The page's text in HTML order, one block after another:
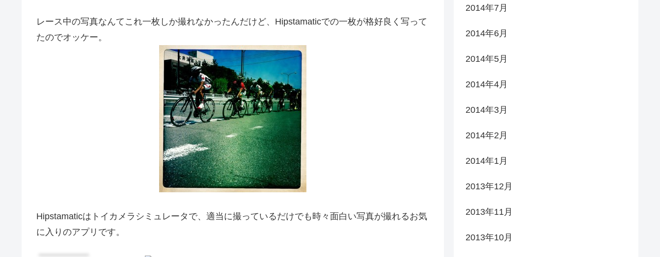
レース中の写真なんてこれ一枚しか撮れなかったんだけど、Hipstamaticでの一枚が格好良く写って
たのでオッケー。
Hipstamaticはトイカメラシミュレータで、適当に撮っているだけでも時々面白い写真が撮れるお気
に入りのアプリです。
2014年7月
2014年6月
2014年5月
2014年4月
2014年3月
2014年2月
2014年1月
2013年12月
2013年11月
2013年10月